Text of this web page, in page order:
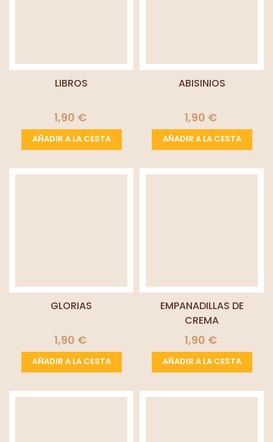
LIBROS
1,90 €
AÑADIR A LA CESTA
ABISINIOS
1,90 €
AÑADIR A LA CESTA
GLORIAS
1,90 €
AÑADIR A LA CESTA
EMPANADILLAS DE
CREMA
1,90 €
AÑADIR A LA CESTA